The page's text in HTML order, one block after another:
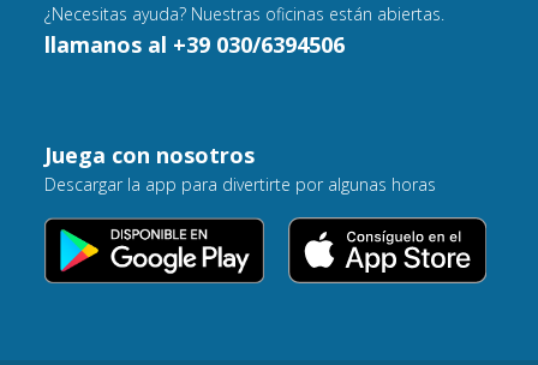
¿Necesitas ayuda? Nuestras oficinas están abiertas.
llamanos al +39 030/6394506
Juega con nosotros
Descargar la app para divertirte por algunas horas